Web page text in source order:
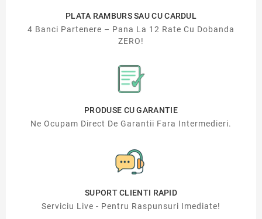
PLATA RAMBURS SAU CU CARDUL
4 Banci Partenere – Pana La 12 Rate Cu Dobanda
ZERO!
PRODUSE CU GARANTIE
Ne Ocupam Direct De Garantii Fara Intermedieri.
SUPORT CLIENTI RAPID
Serviciu Live - Pentru Raspunsuri Imediate!